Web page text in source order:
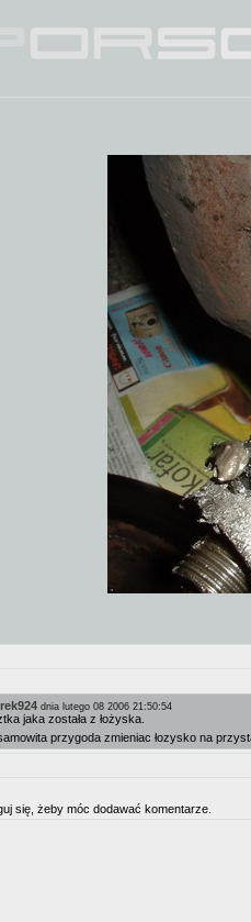
dnia lutego 08 2006 21:50:54
jaka została z łożyska.
przygoda zmieniac łozysko na
się, żeby móc dodawać komentarze.